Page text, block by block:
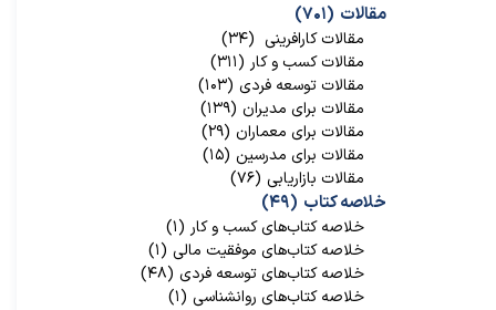
مقالات (۷۰۱)
مقالات کارافرینی (۳۴)
مقالات کسب و کار (۳۱۱)
مقالات توسعه فردی (۱۰۳)
مقالات برای مدیران (۱۳۹)
مقالات برای معماران (۲۹)
مقالات برای مدرسین (۱۵)
مقالات بازاریابی (۷۶)
خلاصه کتاب (۴۹)
خلاصه کتاب‌‌های کسب و کار (۱)
خلاصه کتاب‌‌های موفقیت مالی (۱)
خلاصه کتاب‌های توسعه فردی (۴۸)
خلاصه کتاب‌های روانشناسی (۱)